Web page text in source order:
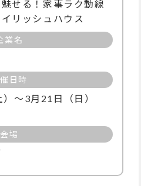
せる！家事ラク動線
リッシュハウス
業名
日時
～3月21日（日）
会場